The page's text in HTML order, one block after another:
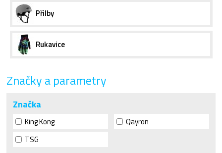
Přilby
Rukavice
Značky a parametry
Značka
King Kong
Qayron
TSG